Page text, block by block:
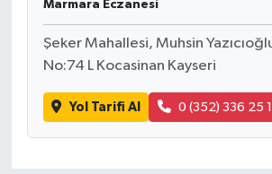
Marmara Eczanesi
Şeker Mahallesi, Muhsin
No:74 L Kocasinan Kayseri
Yol Tarifi Al 0 (352) 336 25